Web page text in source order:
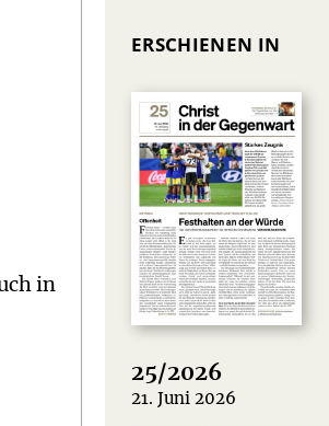
in
ERSCHIENEN IN
25/2026
:
21. Juni 2026